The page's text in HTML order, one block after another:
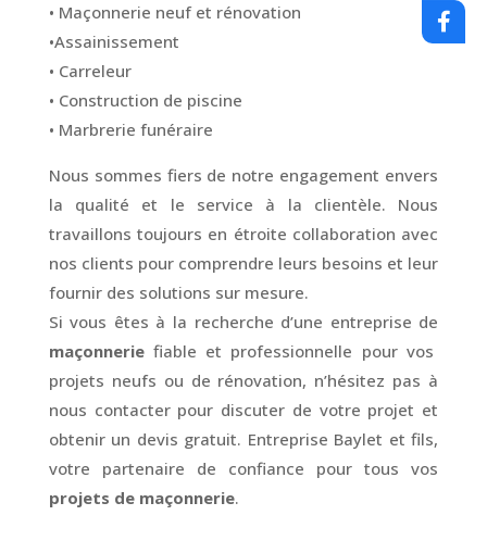
• Maçonnerie neuf et rénovation
•Assainissement
• Carreleur
• Construction de piscine
• Marbrerie funéraire
Nous sommes fiers de notre engagement envers
la qualité et le service à la clientèle. Nous
travaillons toujours en étroite collaboration avec
nos clients pour comprendre leurs besoins et leur
fournir des solutions sur mesure.
Si vous êtes à la recherche d’une entreprise de
maçonneriefiable et professionnelle pour vos
projets neufs ou de rénovation, n’hésitez pas à
nous contacter pour discuter de votre projet et
obtenir un devis gratuit. Entreprise Baylet et fils,
votre partenaire de confiance pour tous vos
projets de maçonnerie.